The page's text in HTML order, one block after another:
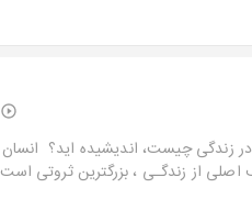
زندگی چیست، اندیشیده اید؟ انسان
از زندگـی ، بزرگترین ثروتی است